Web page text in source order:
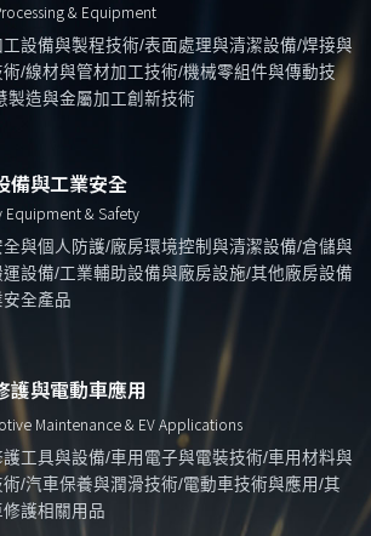
& Equipment
設備與製程技術/表面處理與清潔設備/焊接與
/線材與管材加工技術/機械零組件與傳動技
製造與金屬加工創新技術
備與工業安全
Equipment & Safety
全與個人防護/廠房環境控制與清潔設備/倉儲與
設備/工業輔助設備與廠房設施/其他廠房設備
安全產品
護與電動車應用
Maintenance & EV Applications
工具與設備/車用電子與電裝技術/車用材料與
/汽車保養與潤滑技術/電動車技術與應用/其
護相關用品